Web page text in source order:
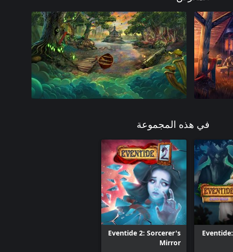
في هذه المجموعة
Eventide 2: Sorcerer's
Mirror